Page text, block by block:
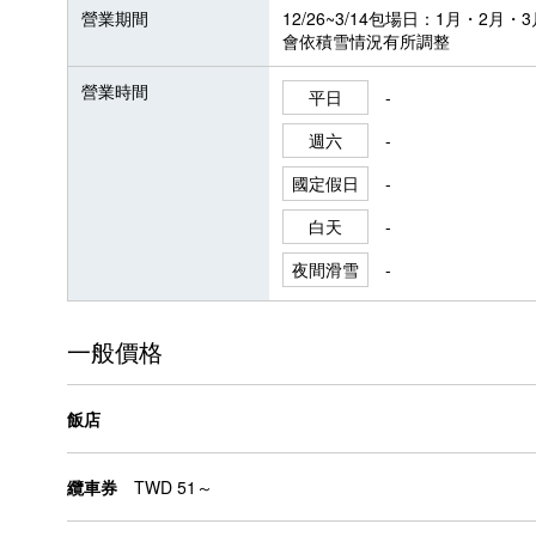
營業期間
12/26~3/14包場日：1月・2月・
會依積雪情況有所調整
營業時間 平日
-
週六
-
國定假日
-
白天
-
夜間滑雪
-
一般價格
飯店
纜車券 TWD 51～